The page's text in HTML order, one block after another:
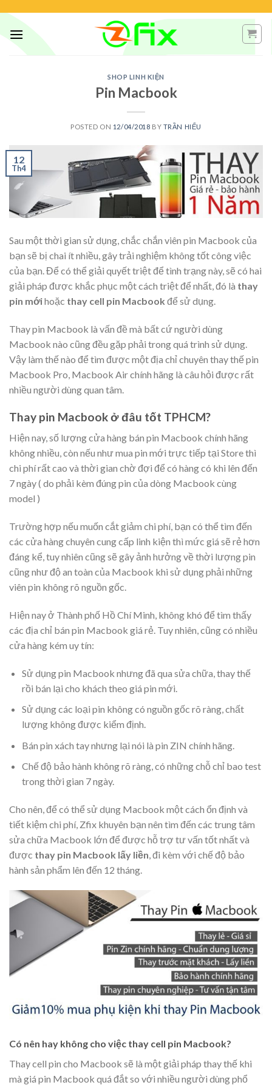
content
SHOP LINH KIỆN
Pin Macbook
POSTED ON 12/04/2018 BY TRẦN HIẾU
12
Th4
Sau một thời gian sử dụng, chắc chắn viên pin Macbook của
bạn sẽ bị chai ít nhiều, gây trải nghiệm không tốt công việc
của bạn. Để có thể giải quyết triệt để tình trạng này, sẽ có hai
giải pháp được khắc phục một cách triệt để nhất, đó là thay
pin mớihoặc thay cell pin Macbook để sử dụng.
Thay pin Macbook là vấn đề mà bất cứ người dùng
Macbook nào cũng đều gặp phải trong quá trình sử dụng.
Vậy làm thế nào để tìm được một địa chỉ chuyên thay thế pin
Macbook Pro, Macbook Air chính hãng là câu hỏi được rất
nhiều người dùng quan tâm.
Thay pin Macbook ở đâu tốt TPHCM?
Hiện nay, số lượng cửa hàng bán pin Macbook chính hãng
không nhiều, còn nếu như mua pin mới trực tiếp tại Store thì
chi phí rất cao và thời gian chờ đợi để có hàng có khi lên đến
7 ngày ( do phải kèm đúng pin của dòng Macbook cùng
model )
Trường hợp nếu muốn cắt giảm chi phí, bạn có thể tìm đến
các cửa hàng chuyên cung cấp linh kiện thì mức giá sẽ rẻ hơn
đáng kể, tuy nhiên cũng sẽ gây ảnh hưởng về thời lượng pin
cũng như độ an toàn của Macbook khi sử dụng phải những
viên pin không rõ nguồn gốc.
Hiện nay ở Thành phố Hồ Chí Minh, không khó để tìm thấy
các địa chỉ bán pin Macbook giá rẻ. Tuy nhiên, cũng có nhiều
cửa hàng kém uy tín:
Sử dụng pin Macbook nhưng đã qua sửa chữa, thay thế
rồi bán lại cho khách theo giá pin mới.
Sử dụng các loại pin không có nguồn gốc rõ ràng, chất
lượng không được kiểm định.
Bán pin xách tay nhưng lại nói là pin ZIN chính hãng.
Chế độ bảo hành không rõ ràng, có những chỗ chỉ bao test
trong thời gian 7 ngày.
Cho nên, để có thể sử dụng Macbook một cách ổn định và
tiết kiệm chi phí, Zfix khuyên bạn nên tìm đến các trung tâm
sửa chữa Macbook lớn để được hỗ trợ tư vấn tốt nhất và
được thay pin Macbook lấy liền, đi kèm với chế độ bảo
hành sản phẩm lên đến 12 tháng.
Có nên hay không cho việc thay cell pin Macbook?
Thay cell pin cho Macbook sẽ là một giải pháp thay thế khi
mà giá pin Macbook quá đắt so với nhiều người dùng phổ